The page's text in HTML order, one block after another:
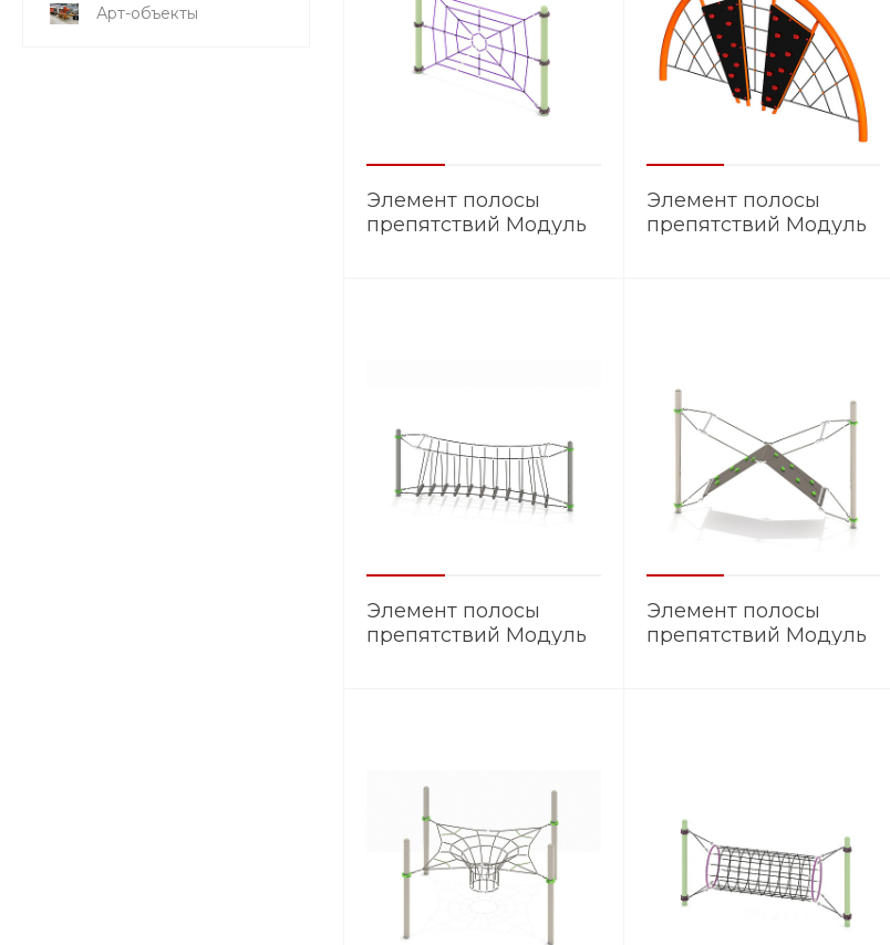
Арт-объекты
Элемент полосы
препятствий Модуль
Элемент полосы
препятствий Модуль
Элемент полосы
препятствий Модуль
Элемент полосы
препятствий Модуль